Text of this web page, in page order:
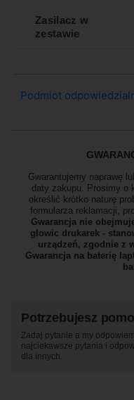
Zasilacz w
zestawie
Podmiot
Gwarantujemy naprawę
daty zakupu. Prosimy o
określić krótko naturę
formularza reklamacji,
Gwarancja nie
głowic drukarek -
urządzeń, zgodnie z
Gwarancja na baterię
Potrzebujesz
Zadaj pytanie a my
najciekawsze pytania i
dla innych.